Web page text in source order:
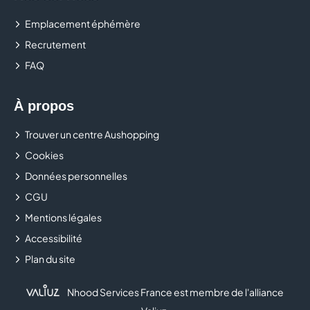
Emplacement éphémère
Recrutement
FAQ
À propos
Trouver un centre Aushopping
Cookies
Données personnelles
CGU
Mentions légales
Accessibilité
Plan du site
Nhood Services France est membre de l'alliance